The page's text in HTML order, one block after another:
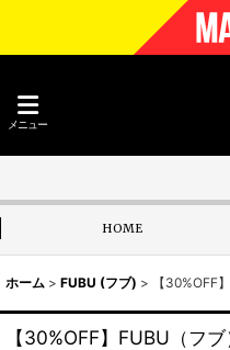
メニュー
HOME
ホーム > FUBU (フブ) > 【30%OFF
【30%OFF】FUBU（フ